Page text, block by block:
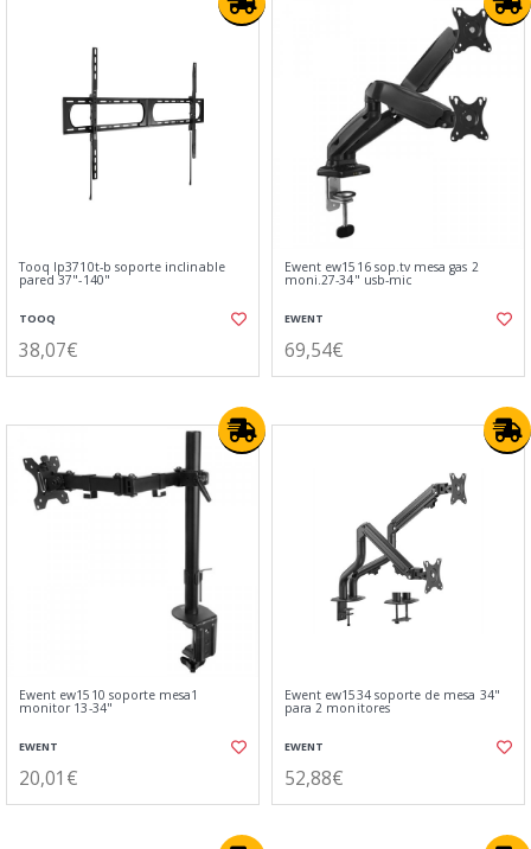
Tooq lp3710t-b soporte inclinable
pared 37"-140"
TOOQ
38,07€
Ewent ew1516 sop.tv mesa gas 2
moni.27-34" usb-mic
EWENT
69,54€
Ewent ew1510 soporte mesa1
monitor 13-34"
EWENT
20,01€
Ewent ew1534 soporte de mesa 34"
para 2 monitores
EWENT
52,88€